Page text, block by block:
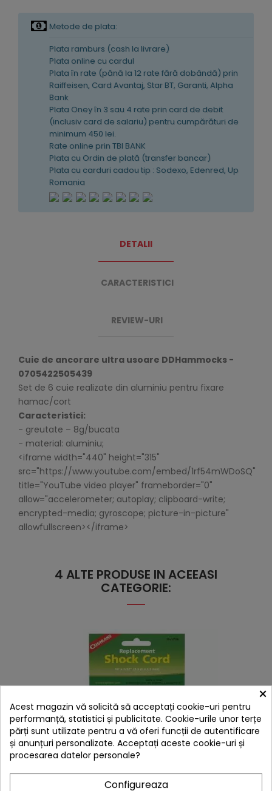
Metode de plata:
Plata ramburs (cash la livrare)
Plata online cu cardul
Plata în rate (pănă la 12 rate fără dobândă) prin
Raiffeisen, Card Avantaj, Star BT, Garanti, Alpha
Bank
Plata Oney în 3 sau 4 rate prin card de debit
(inclusiv card de salariu) pentru cumpărături de
minimum 450 lei.
Rate online prin TBI BANK
Plata cu Ordin de plată (transfer bancar)
Plata cu carduri cadou tip : Sodexo, Edenred, Up
Romania
DETALII
CARACTERISTICI
REVIEW-URI
Cuie de ancorare ultra usoare DDHammocks -
0705422505439
Set de 6 cuie realizate din aluminiu pentru fixare
hamac/cort
Caracteristici:
- greutate – 8g/bucata
- material: aluminiu;
<iframe width="440" height="315"
src="https://www.youtube.com/embed/1rf54mWDoSQ"
title="YouTube video player" frameborder="0"
allow="accelerometer; autoplay; clipboard-write;
encrypted-media; gyroscope; picture-in-picture"
allowfullscreen></iframe>
4 ALTE PRODUSE IN ACEEASI
CATEGORIE:
×
Acest magazin vă solicită să acceptați cookie-uri pentru
performanță, statistici și publicitate. Cookie-urile unor terțe
părți sunt utilizate pentru a vă oferi funcții de autentificare
și anunțuri personalizate. Acceptați aceste cookie-uri și
procesarea datelor personale?
Configureaza